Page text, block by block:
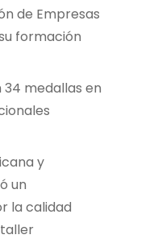
de Empresas
formación
34 medallas en
y
un
la calidad